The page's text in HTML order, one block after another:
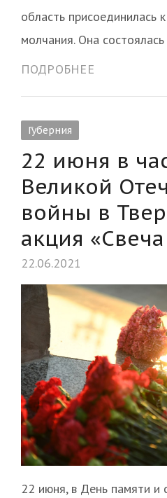
область присоединилась
молчания. Она
ПОДРОБНЕЕ
Губерния
22 июня в
Великой
войны в
акция
22.06.2021
22 июня, в День памяти и